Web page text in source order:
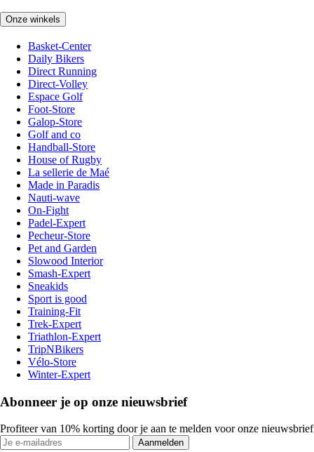
Onze winkels
Basket-Center
Daily Bikers
Direct Running
Direct-Volley
Espace Golf
Foot-Store
Galop-Store
Golf and co
Handball-Store
House of Rugby
La sellerie de Maé
Made in Paradis
Nauti-wave
On-Fight
Padel-Expert
Pecheur-Store
Pet and Garden
Slowood Interior
Smash-Expert
Sneakids
Sport is good
Training-Fit
Trek-Expert
Triathlon-Expert
TripNBikers
Vélo-Store
Winter-Expert
Abonneer je op onze nieuwsbrief
Profiteer van 10% korting door je aan te melden voor onze nieuwsbrief
Aanmelden